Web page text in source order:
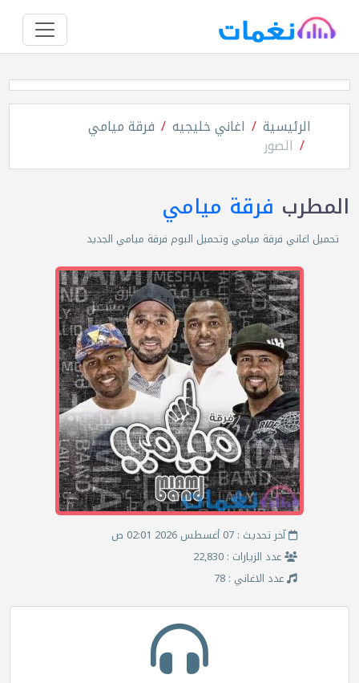
الرئيسية اغاني خليجيه فرقة ميامي
الصور
المطرب فرقة ميامي
تحميل اغاني فرقة ميامي وتحميل البوم فرقة ميامي الجديد
آخر تحديث : 07 أغسطس 2026 02:01 ص
عدد الزيارات : 22,830
عدد الاغاني : 78